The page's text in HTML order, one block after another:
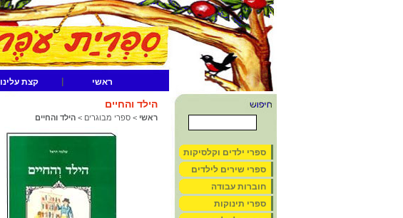
ראשי קצת עלינו
הילד והחיים
ראשי > ספרי מבוגרים > הילד והחיים
ספרי ילדים וקלסיקות
ספרי שירים לילדים
חוברות עבודה
ספרי תינוקות